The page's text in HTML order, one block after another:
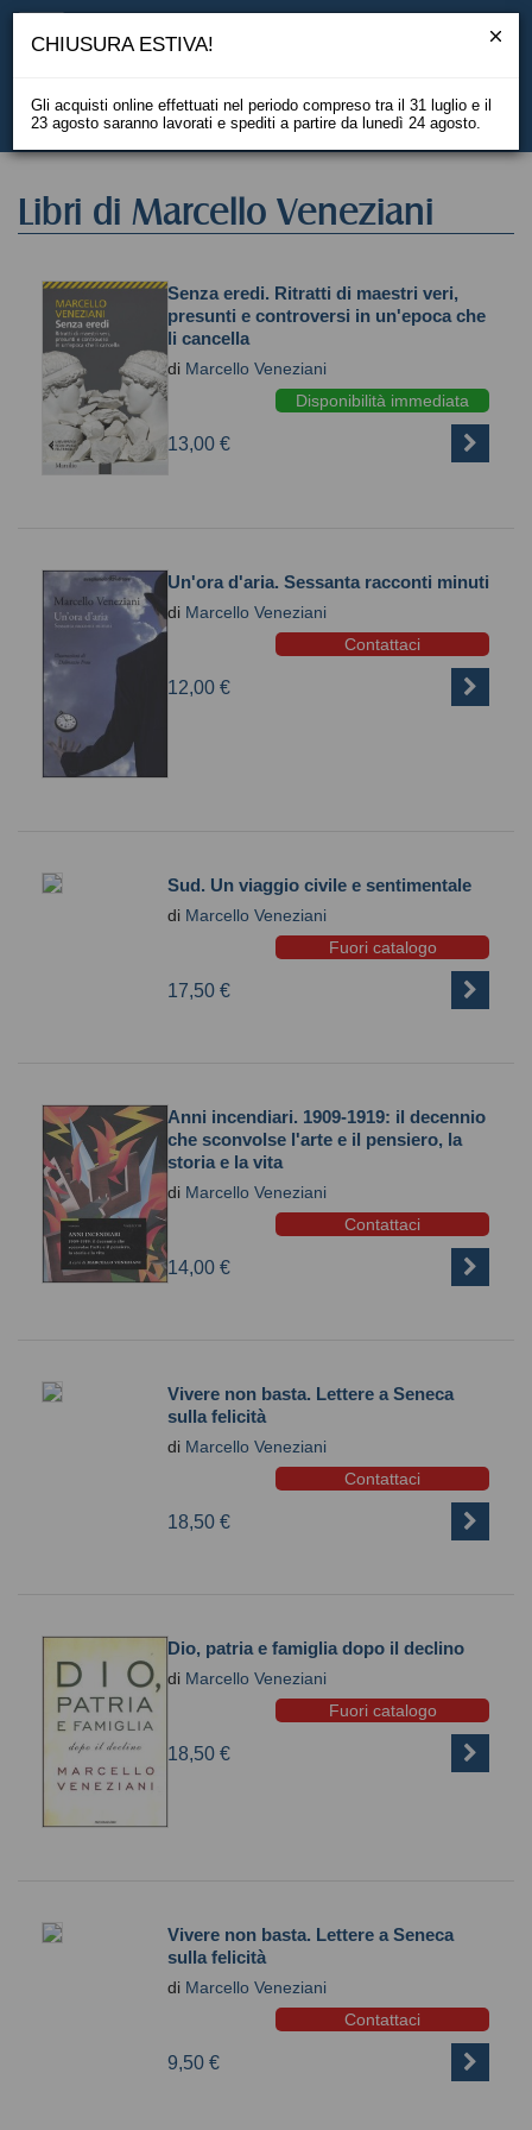
EN
Libri di Marcello Veneziani
Senza eredi. Ritratti di maestri veri,
presunti e controversi in un'epoca che
li cancella
di Marcello Veneziani
Disponibilità immediata
13,00 €
Un'ora d'aria. Sessanta racconti minuti
di Marcello Veneziani
Contattaci
12,00 €
Sud. Un viaggio civile e sentimentale
di Marcello Veneziani
Fuori catalogo
17,50 €
Anni incendiari. 1909-1919: il decennio
che sconvolse l'arte e il pensiero, la
storia e la vita
di Marcello Veneziani
Contattaci
14,00 €
Vivere non basta. Lettere a Seneca
sulla felicità
di Marcello Veneziani
Contattaci
18,50 €
Dio, patria e famiglia dopo il declino
di Marcello Veneziani
Fuori catalogo
18,50 €
Vivere non basta. Lettere a Seneca
sulla felicità
di Marcello Veneziani
Contattaci
9,50 €
CHIUSURA ESTIVA!
Gli acquisti online effettuati nel periodo compreso tra il 31 luglio e il
23 agosto saranno lavorati e spediti a partire da lunedì 24 agosto.